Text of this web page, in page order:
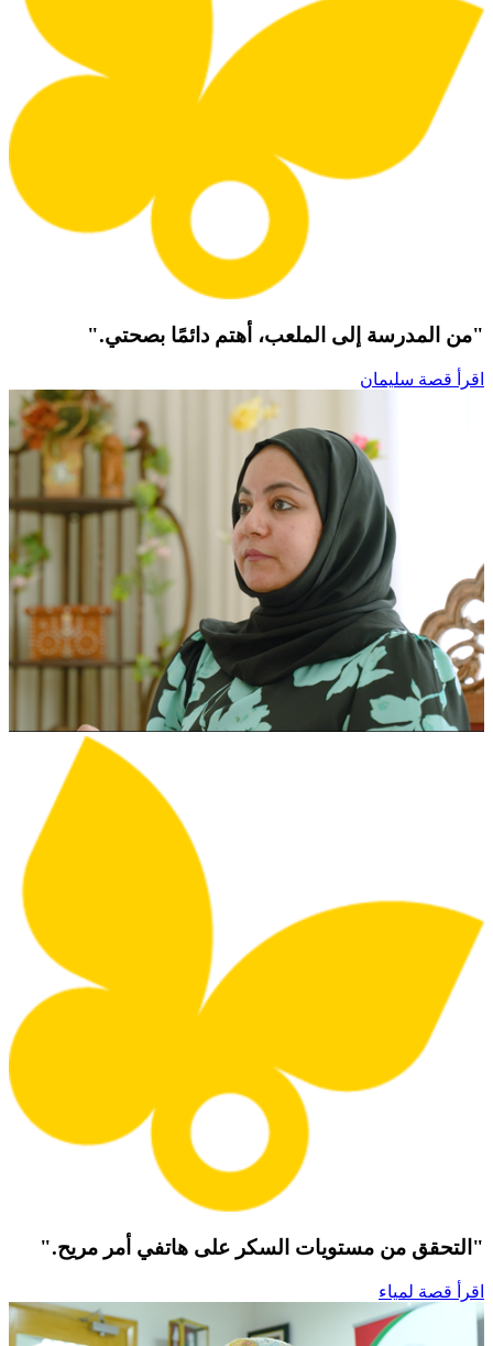
"من المدرسة إلى الملعب، أهتم دائمًا بصحتي."
اقرأ قصة سليمان
"التحقق من مستويات السكر على هاتفي أمر مريح."
اقرأ قصة لمياء